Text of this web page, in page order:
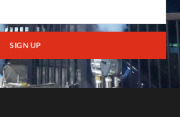
SIGN UP